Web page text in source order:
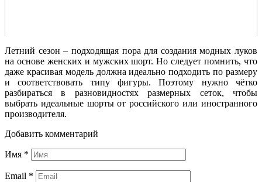
Летний сезон – подходящая пора для создания модных луков
на основе женских и мужских шорт. Но следует помнить, что
даже красивая модель должна идеально подходить по размеру
и соответствовать типу фигуры. Поэтому нужно чётко
разбираться в разновидностях размерных сеток, чтобы
выбрать идеальные шорты от российского или иностранного
производителя.
Добавить комментарий
Имя *
Email *